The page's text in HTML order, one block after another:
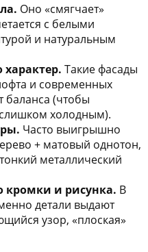
Оно «смягчает»
с белыми
и натуральным
Такие фасады
и современных
баланса (чтобы
холодным).
Часто выигрышно
+ матовый однотон,
металлический
кромки и рисунка. В
детали выдают
узор, «плоская»